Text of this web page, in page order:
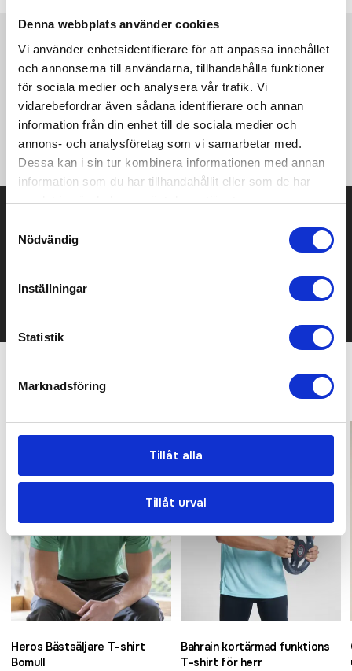
Denna webbplats använder cookies
Vi använder enhetsidentifierare för att anpassa innehållet
och annonserna till användarna, tillhandahålla funktioner
för sociala medier och analysera vår trafik. Vi
vidarebefordrar även sådana identifierare och annan
information från din enhet till de sociala medier och
annons- och analysföretag som vi samarbetar med.
Dessa kan i sin tur kombinera informationen med annan
information som du har tillhandahållit eller som de har
samlat in när du har använt deras tjänster.
Nödvändig
Inställningar
Statistik
Marknadsföring
Tillåt alla
Tillåt urval
ProduktinformationSpecifikationer PristabellRecensioner (954
En extra lång t-shirt i premiumkvalitet och unisexmodell, gjord
av 100% ringspunnen bomull. Dubbelkrage i bomull och elastan,
förstärkt nacktejp och en lätt avtagbar nacketikett för
omprofilering. Plagget är förkrympt och enzymbehandlat
Kontakta oss här för att få förslag på produkt och pris över
Relaterade produkter
Bästsäljare
Heros Bästsäljare T-shirt
Bomull
Bästsäljare
Bahrain kortärmad funktions
T-shirt för herr